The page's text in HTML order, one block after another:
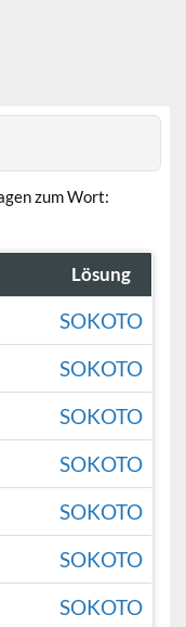
zum Wort:
Lösung
SOKOTO
SOKOTO
SOKOTO
SOKOTO
SOKOTO
SOKOTO
SOKOTO